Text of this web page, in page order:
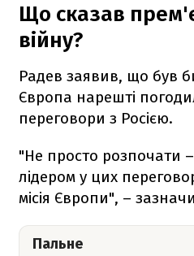
Що сказав
війну?
Радев заявив, що був
Європа нарешті
переговори з Росією.
"Не просто розпочати
лідером у цих
місія Європи", –
Пальне